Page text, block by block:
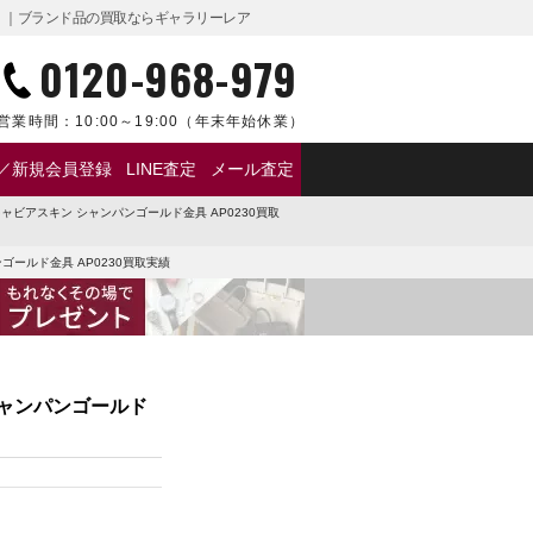
ブランド品の買取ならギャラリーレア
0120-968-979
業時間： 10:00～19:00 （年末年始休業）
新規会員登録 LINE査定 メール査定
ビアスキン シャンパンゴールド金具 AP0230買取
ールド金具 AP0230買取実績
ンパンゴールド